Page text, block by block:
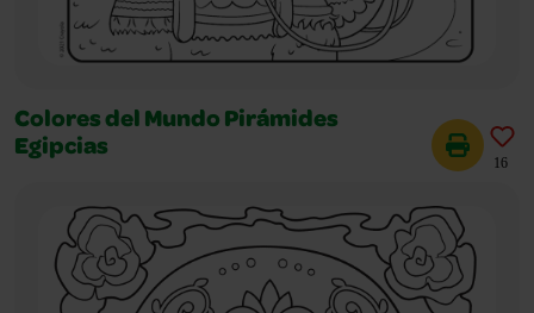
Colores del Mundo Pirámides
Egipcias
16